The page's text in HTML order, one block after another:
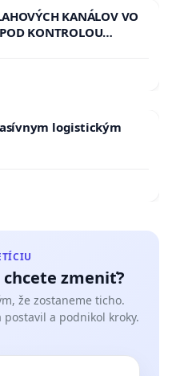
KANÁLOV VO
KONTROLOU
na riešenie
logistickým
chcete zmeniť?
že zostaneme ticho.
a podnikol kroky.